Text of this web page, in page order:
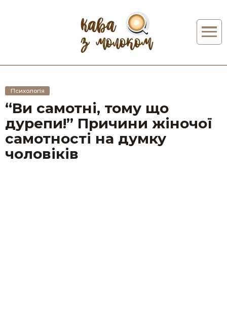
Психологія
“Ви самотні, тому що
дурепи!” Причини жіночої
самотності на думку
чоловіків